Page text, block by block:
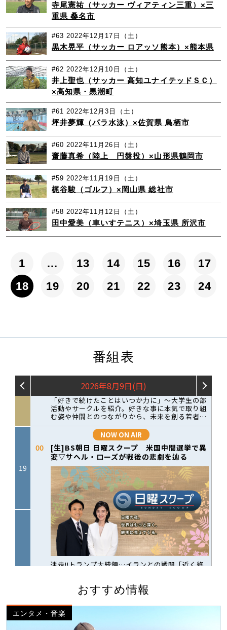
寺尾憲祐（サッカー ヴィアティン三重）×三
重県 桑名市
#63 2022年12月17日（土）
黒木晃平（サッカー ロアッソ熊本）×熊本県
#62 2022年12月10日（土）
井上聖也（サッカー 高知ユナイテッドＳＣ）
×高知県・黒潮町
#61 2022年12月3日（土）
坪井夢輝（パラ水泳）×佐賀県 鳥栖市
#60 2022年11月26日（土）
齋藤真希（陸上 円盤投）×山形県鶴岡市
#59 2022年11月19日（土）
梶谷駿（ゴルフ）×岡山県 総社市
#58 2022年11月12日（土）
田中愛美（車いすテニス）×埼玉県 所沢市
1 … 13 14 15 16
17
18
19 20 21 22 23 24
番組表
おすすめ情報
エンタメ・音楽